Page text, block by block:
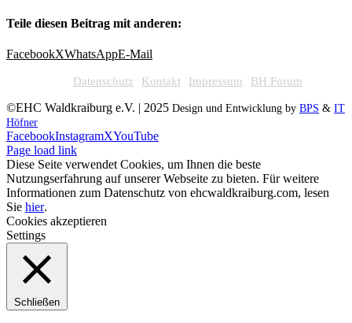
Teile diesen Beitrag mit anderen:
FacebookXWhatsAppE-Mail
Datenschutz Kontakt Impressum BH Forum
©EHC Waldkraiburg e.V. | 2025 Design und Entwicklung by BPS & IT
Höfner
FacebookInstagramXYouTube
Page load link
Diese Seite verwendet Cookies, um Ihnen die beste
Nutzungserfahrung auf unserer Webseite zu bieten. Für weitere
Informationen zum Datenschutz von ehcwaldkraiburg.com, lesen
Sie hier.
Cookies akzeptieren
Settings
Schließen